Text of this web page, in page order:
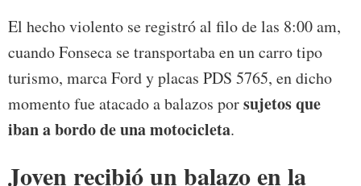
El hecho violento se registró al filo de las 8:00 am,
cuando Fonseca se transportaba en un carro tipo
turismo, marca Ford y placas PDS 5765, en dicho
momento fue atacado a balazos porsujetos que
iban a bordo de una motocicleta.
Joven recibió un balazo en la